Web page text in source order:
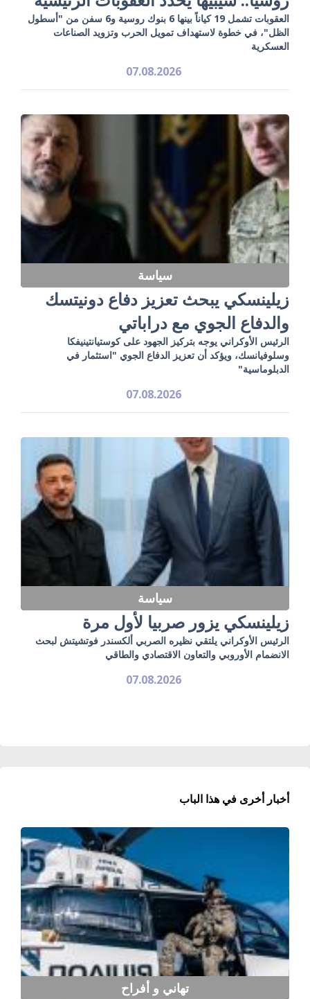
العقوبات تشمل 19 كياناً بينها 6 بنوك روسية و6 سفن من "أسطول
الظل"، في خطوة لاستهداف تمويل الحرب وتزويد الصناعات
العسكرية
07.08.2026
سياسة
زيلينسكي يبحث تعزيز دفاع دونيتسك
والدفاع الجوي مع دراباتي
الرئيس الأوكراني يوجه بتركيز الجهود على كوستيانتينيفكا
وسلوفيانسك، ويؤكد أن تعزيز الدفاع الجوي "استثمار في
الدبلوماسية"
07.08.2026
سياسة
زيلينسكي يزور صربيا لأول مرة
الرئيس الأوكراني يلتقي نظيره الصربي ألكسندر فوتشيتش لبحث
الانضمام الأوروبي والتعاون الاقتصادي والطاقي
07.08.2026
أخبار أخرى في هذا الباب
تهاني و أفراح